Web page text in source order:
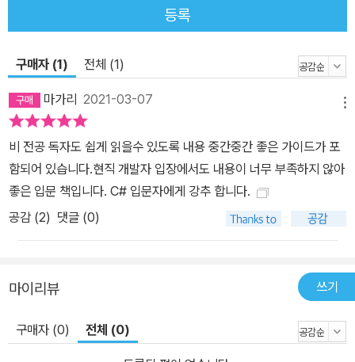
등록
구매자 (1) 전체 (1)
마가리 2021-03-07
비 전공 독자도 쉽게 읽을수 있도록 내용 중간중간 좋은 가이드가 포
함되어 있습니다.현직 개발자 입장에서도 내용이 너무 부족하지 않아
좋은 입문 책입니다. C# 입문자에게 강추 합니다.
공감 (2) 댓글 (0)
마이리뷰 쓰기
구매자 (0) 전체 (0)